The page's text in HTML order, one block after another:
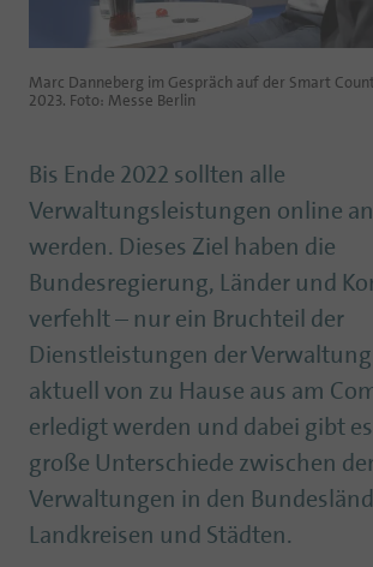
Marc Danneberg im Gespräch auf der Smart
2023. Foto: Messe Berlin
Bis Ende 2022 sollten alle
Verwaltungsleistungen online
werden. Dieses Ziel haben die
Bundesregierung, Länder und
verfehlt – nur ein Bruchteil der
Dienstleistungen der
aktuell von zu Hause aus am
erledigt werden und dabei gibt
große Unterschiede zwischen
Verwaltungen in den
Landkreisen und Städten.